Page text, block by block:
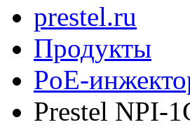
prestel.ru
Продукты
PoE-
Prestel NPI-